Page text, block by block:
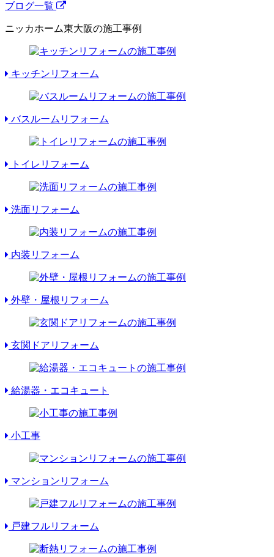
ブログ一覧
ニッカホーム東大阪の施工事例
キッチンリフォーム
バスルームリフォーム
トイレリフォーム
洗面リフォーム
内装リフォーム
外壁・屋根リフォーム
玄関ドアリフォーム
給湯器・エコキュート
小工事
マンションリフォーム
戸建フルリフォーム